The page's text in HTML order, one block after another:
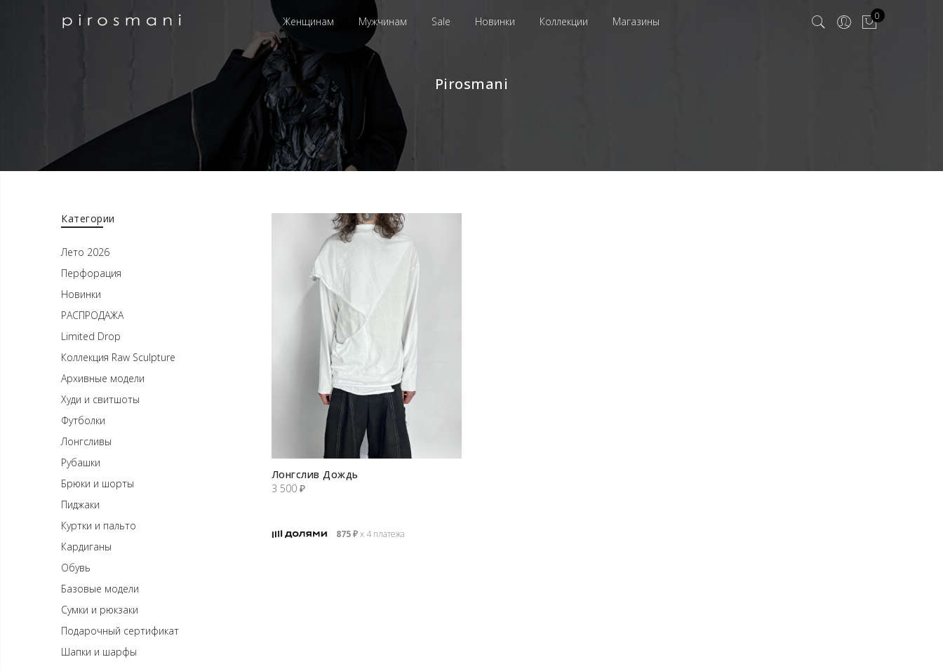
Женщинам Мужчинам Sale Новинки Коллекции Магазины 0
Pirosmani
Лонгслив Дождь
3 500 ₽
875₽х 4 платежа
Категории
Лето 2026
Перфорация
Новинки
РАСПРОДАЖА
Limited Drop
Коллекция Raw Sculpture
Архивные модели
Худи и свитшоты
Футболки
Лонгсливы
Рубашки
Брюки и шорты
Пиджаки
Куртки и пальто
Кардиганы
Обувь
Базовые модели
Сумки и рюкзаки
Подарочный сертификат
Шапки и шарфы